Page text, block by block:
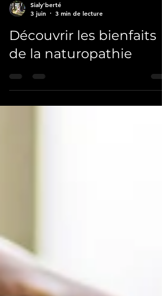
3 juin
3 min de lecture
Découvrir les bienfaits
de la naturopathie